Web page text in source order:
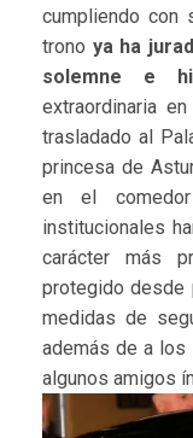
cumpliendo con
trono ya ha
solemne e
extraordinaria
trasladado al
princesa de
en el
institucionales
carácter más
protegido desde
medidas de
además de a los
algunos amigos